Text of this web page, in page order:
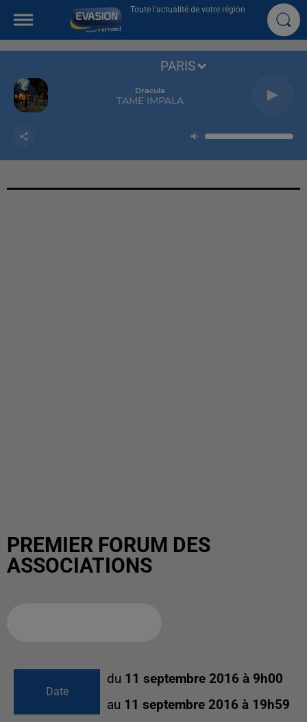
Toute l'actualité de votre région
Dracula
TAME IMPALA
PARIS
PREMIER FORUM DES
ASSOCIATIONS
Date
du 11 septembre 2016 à 9h00
au 11 septembre 2016 à 19h59